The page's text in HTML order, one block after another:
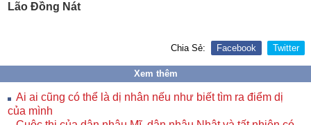
Lão Đồng Nát
Chia Sẻ: Facebook Twitter
Xem thêm
Ai ai cũng có thể là dị nhân nếu như biết tìm ra điểm dị
của mình